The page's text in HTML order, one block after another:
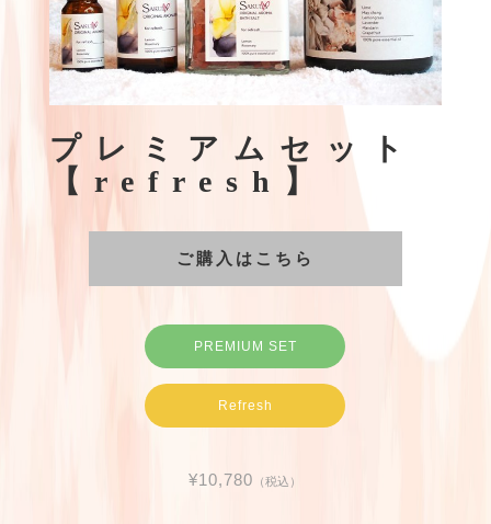
プレミアムセット
【refresh】
ご購入はこちら
PREMIUM SET
Refresh
¥10,780 （税込）